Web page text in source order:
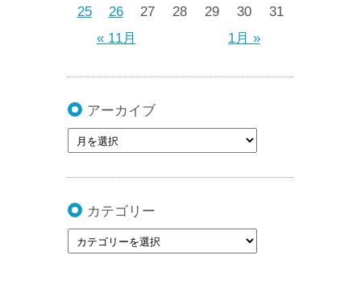
« 11月 1月 »
25
26 27 28 29 30 31
アーカイブ
カテゴリー